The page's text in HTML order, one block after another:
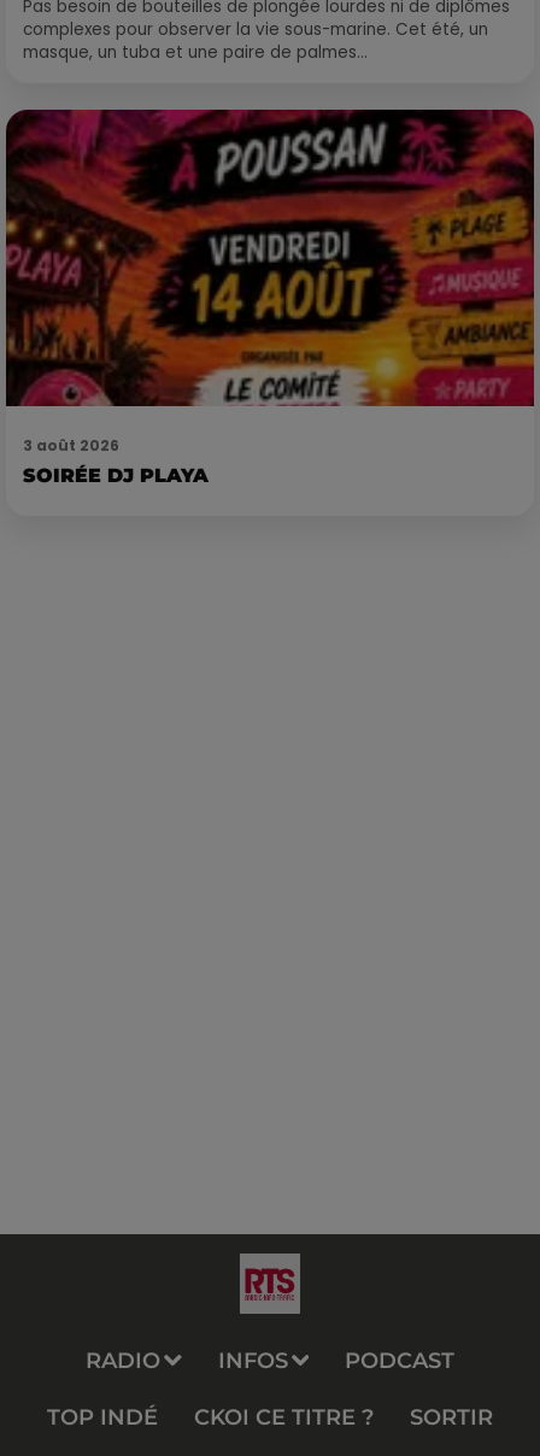
Pas besoin de bouteilles de plongée lourdes ni de diplômes
complexes pour observer la vie sous-marine. Cet été, un
masque, un tuba et une paire de palmes...
3 août 2026
SOIRÉE DJ PLAYA
RADIO INFOS PODCAST
TOP INDÉ CKOI CE TITRE ? SORTIR